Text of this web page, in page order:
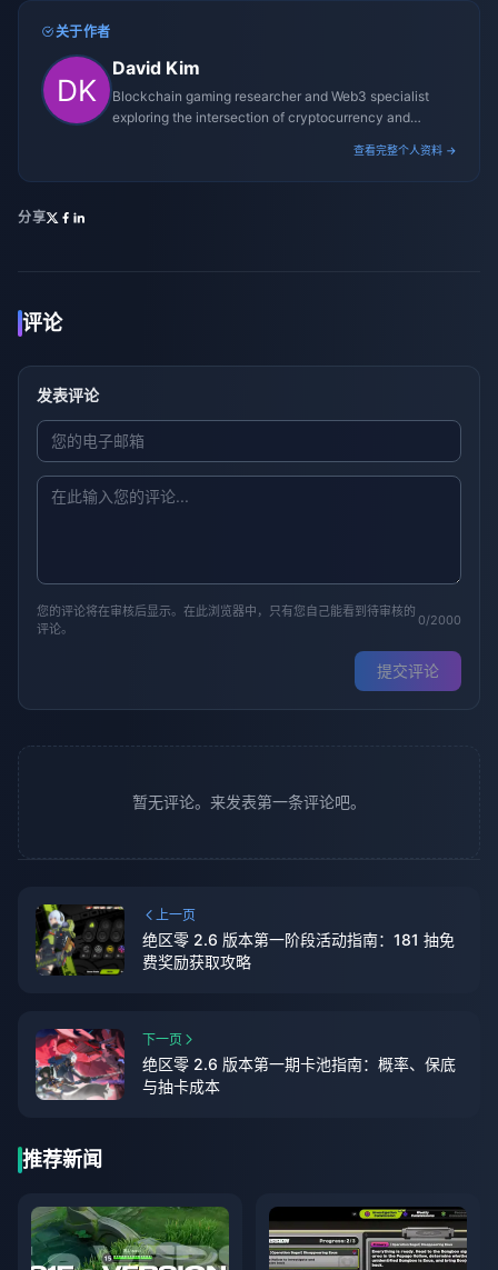
关于作者
David Kim
Blockchain gaming researcher and Web3 specialist
exploring the intersection of cryptocurrency and
查看完整个人资料 →
分享
评论
发表评论
您的评论将在审核后显示。在此浏览器中，只有您自己能看到待审核的
评论。
0/2000
提交评论
暂无评论。来发表第一条评论吧。
上一页
绝区零 2.6 版本第一阶段活动指南：181 抽免
费奖励获取攻略
下一页
绝区零 2.6 版本第一期卡池指南：概率、保底
与抽卡成本
推荐新闻